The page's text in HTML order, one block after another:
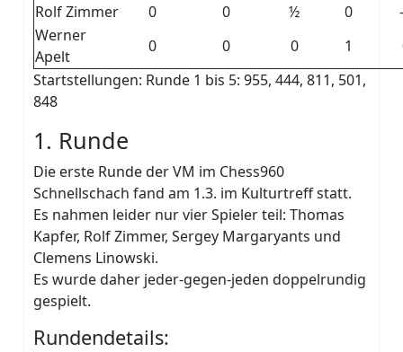
Rolf Zimmer
0 0 ½ 0
Werner
Apelt
0 0 0 1
Startstellungen: Runde 1 bis 5: 955, 444, 811, 501,
848
1. Runde
Die erste Runde der VM im Chess960
Schnellschach fand am 1.3. im Kulturtreff statt.
Es nahmen leider nur vier Spieler teil: Thomas
Kapfer, Rolf Zimmer, Sergey Margaryants und
Clemens Linowski.
Es wurde daher jeder-gegen-jeden doppelrundig
gespielt.
Rundendetails: